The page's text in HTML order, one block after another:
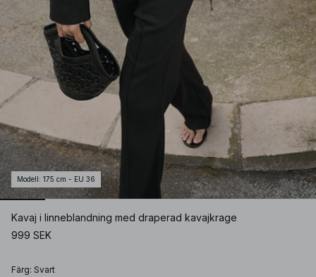
Modell : 175 cm - EU 36
Kavaj i linneblandning med draperad kavajkrage
999 SEK
Färg: Svart